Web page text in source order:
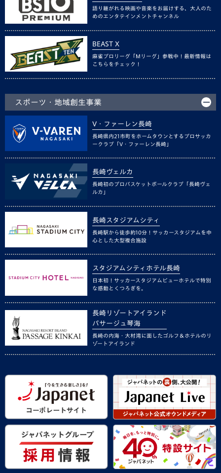
語り継がれる映画や音楽をお届けする、大人のた
めのエンタテインメントチャンネル
BEAST X
麻雀プロリーグ「Mリーグ」参戦中！最新情報は
こちらをチェック！
スポーツ・地域創生事業
V・ファーレン長崎
長崎県内21市町をホームタウンとするプロサッカ
ークラブ「V・ファーレン長崎」
長崎ヴェルカ
長崎初のプロバスケットボールクラブ「長崎ヴェ
ルカ」
長崎スタジアムシティ
長崎駅から徒歩約10分！サッカースタジアムを中
心とした大型複合施設
スタジアムシティホテル長崎
日本初！サッカースタジアムビューホテルで特別
な感動とくつろぎを。
長崎リゾートアイランド
パサージュ琴海
長崎の内海・大村湾に面したゴルフ＆ホテルのリ
ゾートアイランド